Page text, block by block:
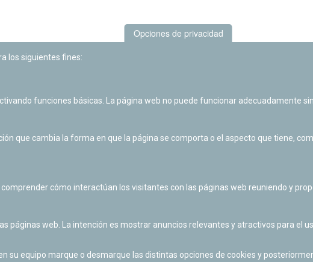
Opciones de privacidad
los siguientes fines:
funciones básicas. La página web no puede funcionar adecuadamente
que cambia la forma en que la página se comporta o el aspecto que tiene,
cómo interactúan los visitantes con las páginas web reuniendo y
páginas web. La intención es mostrar anuncios relevantes y atractivos para el
su equipo marque o desmarque las distintas opciones de cookies y